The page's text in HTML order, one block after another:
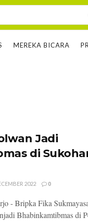
MEREKA BICARA
Jadi
di
2022 0
- Bripka Fika
Bhabinkamtibmas di